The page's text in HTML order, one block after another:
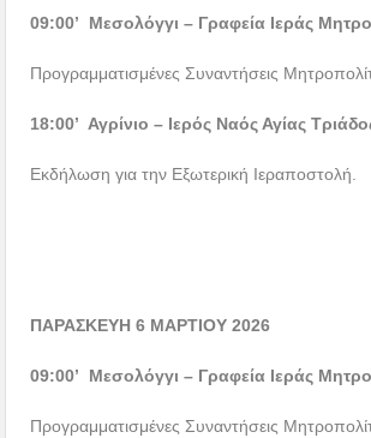
09:00’ Μεσολόγγι – Γραφεία Ιεράς
Προγραμματισμένες Συναντήσεις
18:00’ Αγρίνιο – Ιερός Ναός Αγίας
Εκδήλωση για την Εξωτερική Ιεραποστολή.
ΠΑΡΑΣΚΕΥΗ 6 ΜΑΡΤΙΟΥ 2026
09:00’ Μεσολόγγι – Γραφεία Ιεράς
Προγραμματισμένες Συναντήσεις